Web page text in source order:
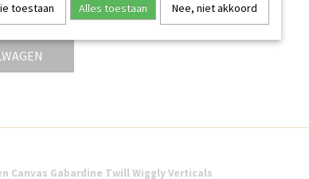
Canvas Gabardine Twill Wiggly Verticals
toestaan Alles toestaan Nee, niet akkoord